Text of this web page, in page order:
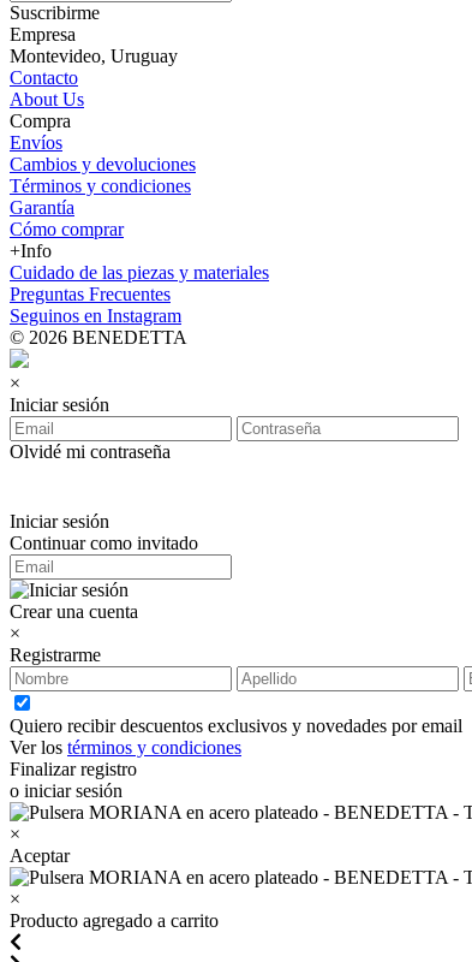
Suscribirme
Empresa
Montevideo, Uruguay
Contacto
About Us
Compra
Envíos
Cambios y devoluciones
Términos y condiciones
Garantía
Cómo comprar
+Info
Cuidado de las piezas y materiales
Preguntas Frecuentes
Seguinos en Instagram
© 2026 BENEDETTA
×
Iniciar sesión
Olvidé mi contraseña
Iniciar sesión
Continuar como invitado
Crear una cuenta
×
Registrarme
Quiero recibir descuentos exclusivos y novedades por email
Ver los términos y condiciones
Finalizar registro
o iniciar sesión
×
Aceptar
×
Producto agregado a carrito